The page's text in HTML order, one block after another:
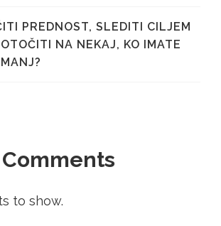
PREDNOST, SLEDITI CILJEM
NA NEKAJ, KO IMATE
to show.